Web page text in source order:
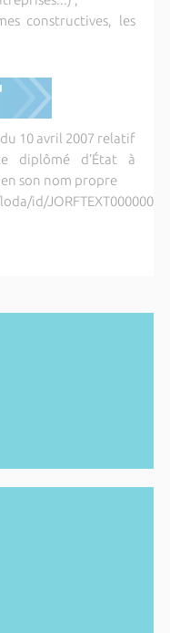
constructives, les
10 avril 2007 relatif
diplômé d’État à
son nom propre
id/